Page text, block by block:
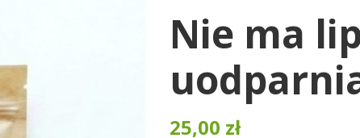
Nie ma
25,00 zł